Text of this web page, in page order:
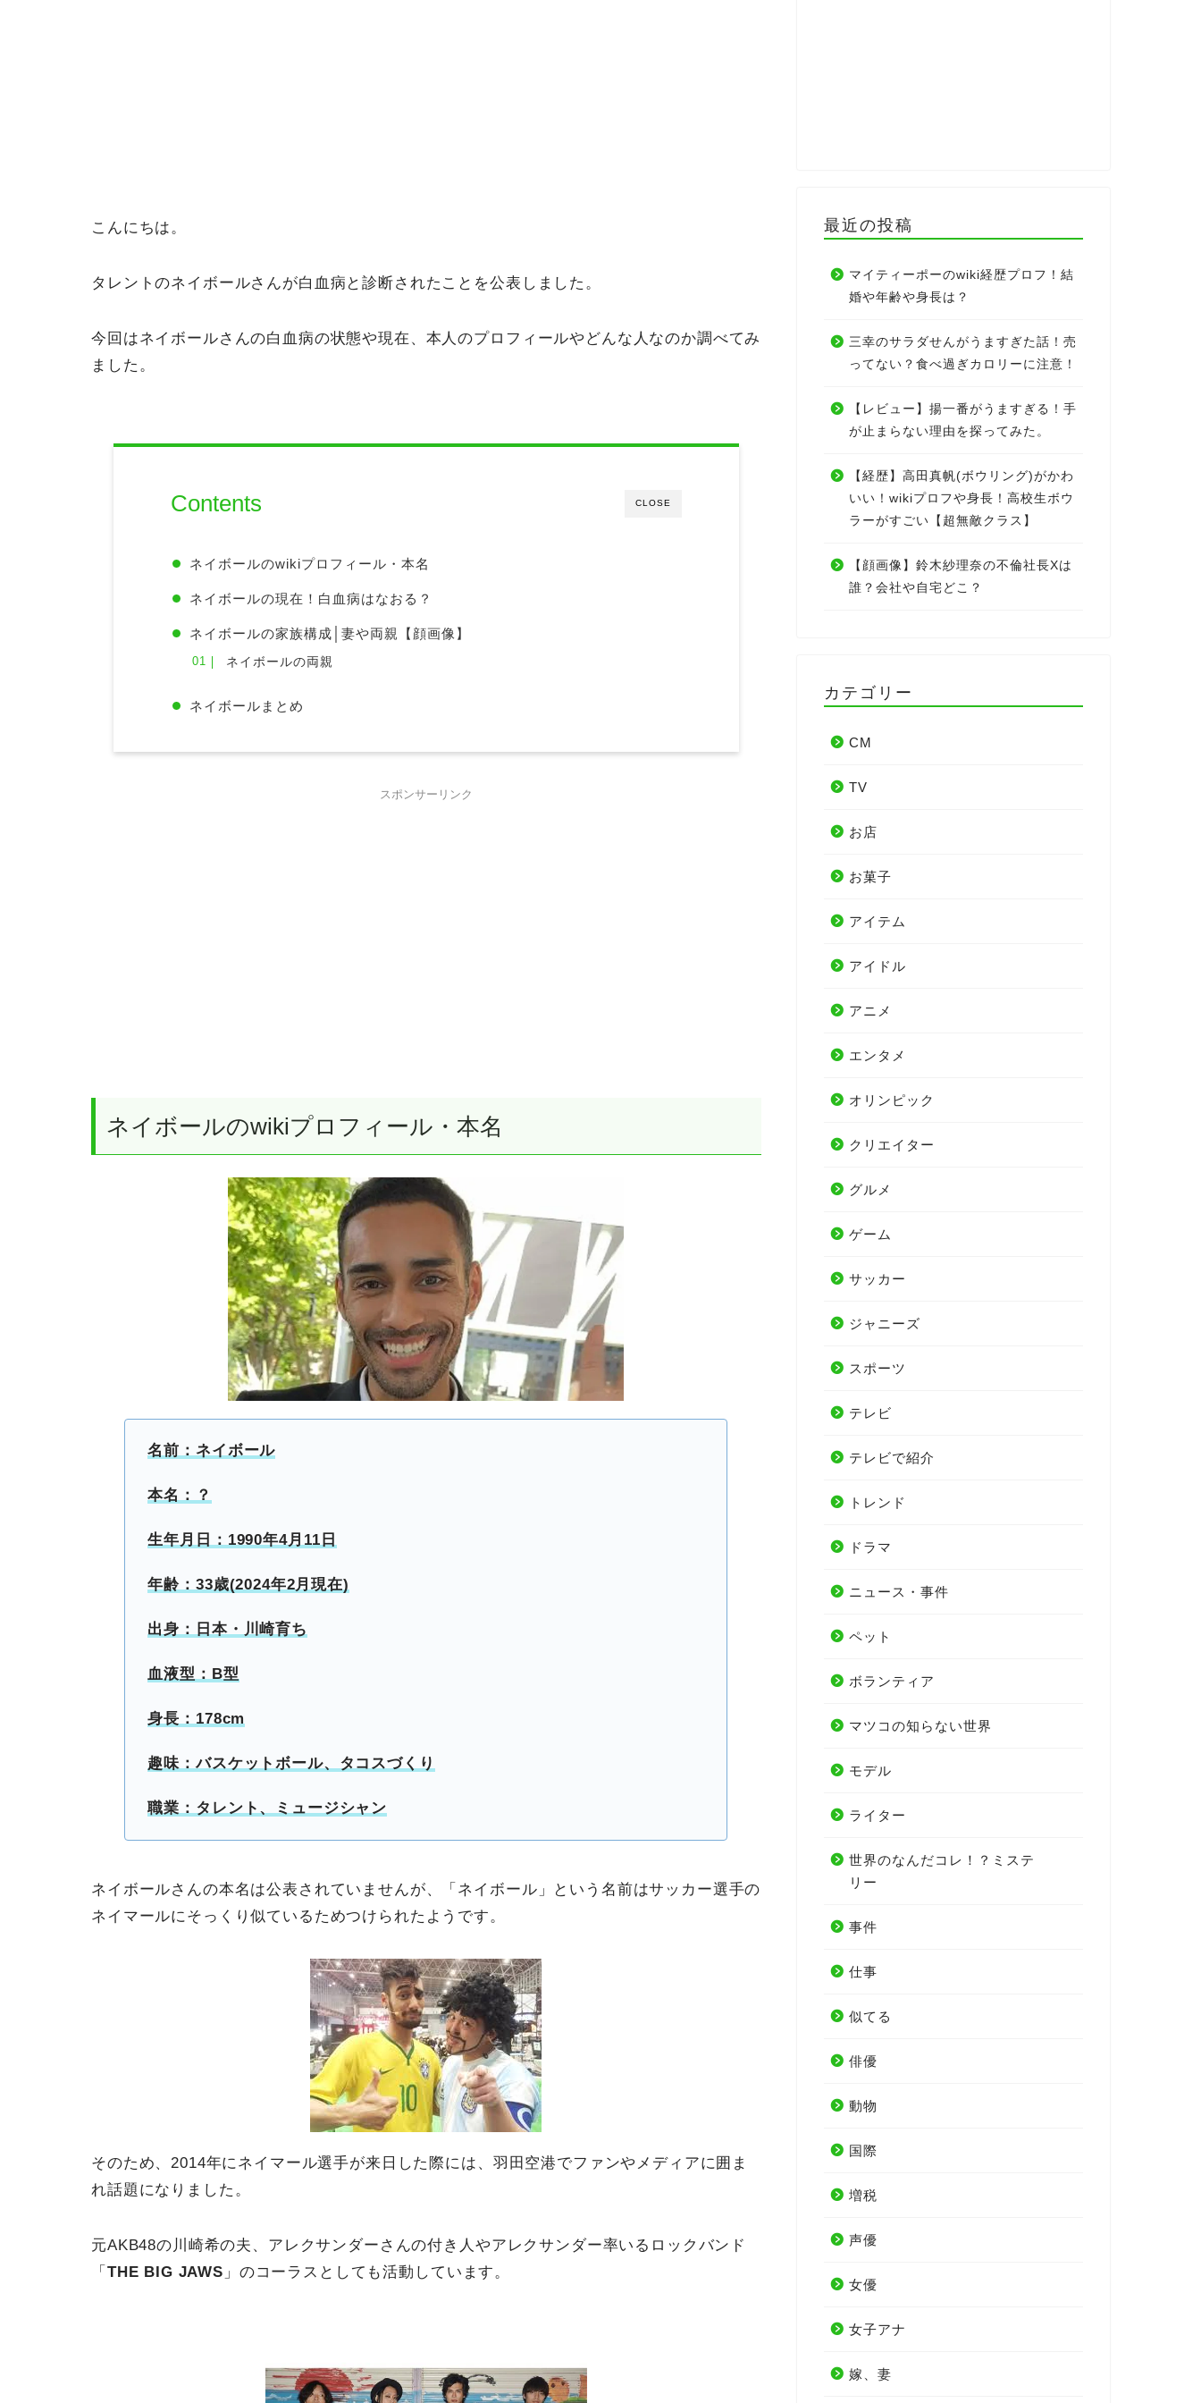
こんにちは。
タレントのネイボールさんが白血病と診断されたことを公表しました。
今回はネイボールさんの白血病の状態や現在、本人のプロフィールやどんな人なのか調べてみ
ました。
CLOSE
Contents
ネイボールのwikiプロフィール・本名
ネイボールの現在！白血病はなおる？
ネイボールの家族構成│妻や両親【顔画像】
ネイボールの両親
ネイボールまとめ
スポンサーリンク
ネイボールのwikiプロフィール・本名
名前：ネイボール
本名：？
生年月日：1990年4月11日
年齢：33歳(2024年2月現在)
出身：日本・川崎育ち
血液型：B型
身長：178cm
趣味：バスケットボール、タコスづくり
職業：タレント、ミュージシャン
ネイボールさんの本名は公表されていませんが、「ネイボール」という名前はサッカー選手の
ネイマールにそっくり似ているためつけられたようです。
そのため、2014年にネイマール選手が来日した際には、羽田空港でファンやメディアに囲ま
れ話題になりました。
元AKB48の川崎希の夫、アレクサンダーさんの付き人やアレクサンダー率いるロックバンド
「 THE BIG JAWS 」のコーラスとしても活動しています。
最近の投稿
マイティーポーのwiki経歴プロフ！結
婚や年齢や身長は？
三幸のサラダせんがうますぎた話！売
ってない？食べ過ぎカロリーに注意！
【レビュー】揚一番がうますぎる！手
が止まらない理由を探ってみた。
【経歴】高田真帆(ボウリング)がかわ
いい！wikiプロフや身長！高校生ボウ
ラーがすごい【超無敵クラス】
【顔画像】鈴木紗理奈の不倫社長Xは
誰？会社や自宅どこ？
カテゴリー
CM
TV
お店
お菓子
アイテム
アイドル
アニメ
エンタメ
オリンピック
クリエイター
グルメ
ゲーム
サッカー
ジャニーズ
スポーツ
テレビ
テレビで紹介
トレンド
ドラマ
ニュース・事件
ペット
ボランティア
マツコの知らない世界
モデル
ライター
世界のなんだコレ！？ミステ
リー
事件
仕事
似てる
俳優
動物
国際
増税
声優
女優
女子アナ
嫁、妻